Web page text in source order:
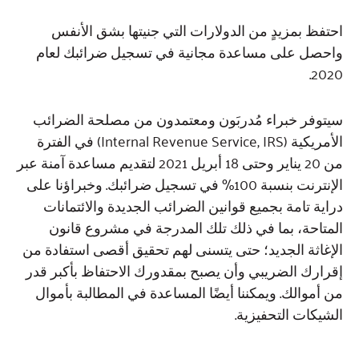
Community Grants
احتفظ بمزيدٍ من الدولارات التي جنيتها بشق الأنفس
واحصل على مساعدة مجانية في تسجيل ضرائبك لعام
2020.
سيتوفر خبراء مُدربَون ومعتمدون من مصلحة الضرائب
الأمريكية (Internal Revenue Service, IRS) في الفترة
من 20 يناير وحتى 18 أبريل 2021 لتقديم مساعدة آمنة عبر
الإنترنت بنسبة 100% في تسجيل ضرائبك. وخبراؤنا على
دراية تامة بجميع قوانين الضرائب الجديدة والائتمانات
المتاحة، بما في ذلك تلك المدرجة في مشروع قانون
الإغاثة الجديد؛ حتى يتسنى لهم تحقيق أقصى استفادة من
إقرارك الضريبي وأن يصبح بمقدورك الاحتفاظ بأكبر قدر
من أموالك. ويمكننا أيضًا المساعدة في المطالبة بأموال
الشيكات التحفيزية.